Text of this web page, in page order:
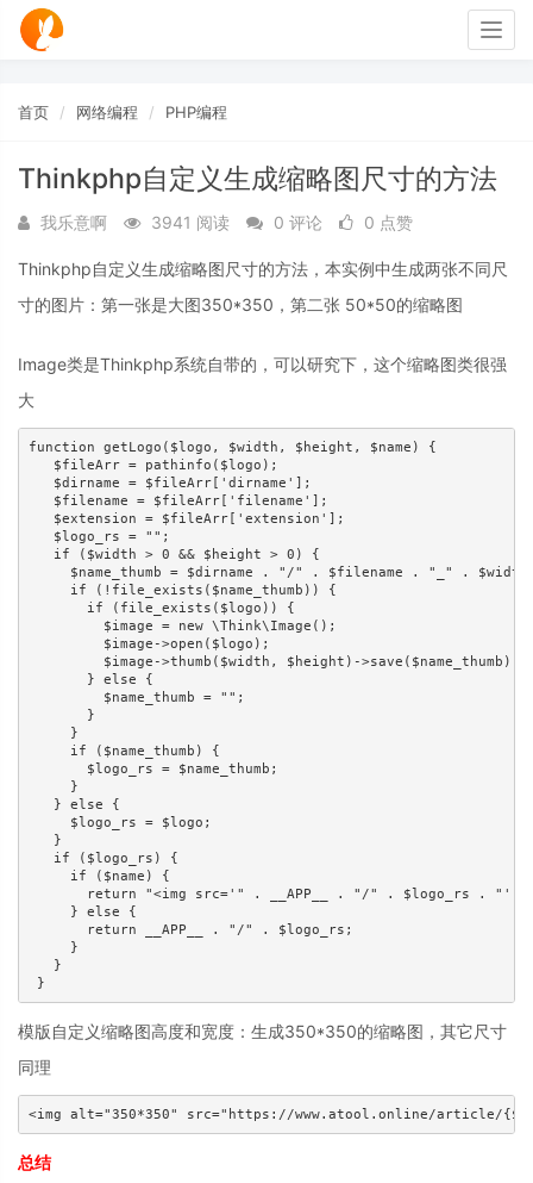
首页 网络编程 PHP编程
Thinkphp自定义生成缩略图尺寸的方法
我乐意啊 3941 阅读 0 评论 0 点赞
Thinkphp自定义生成缩略图尺寸的方法，本实例中生成两张不同尺
寸的图片：第一张是大图350*350，第二张 50*50的缩略图
Image类是Thinkphp系统自带的，可以研究下，这个缩略图类很强
大
function getLogo($logo, $width, $height, $name) {
   $fileArr = pathinfo($logo);
   $dirname = $fileArr['dirname'];
   $filename = $fileArr['filename'];
   $extension = $fileArr['extension'];
   $logo_rs = "";
   if ($width > 0 && $height > 0) {
$name_thumb = $dirname . "/" . $filename . "_" .
     if (!file_exists($name_thumb)) {
       if (file_exists($logo)) {
         $image = new \Think\Image();
         $image->open($logo);
         $image->thumb($width, $height)->save($name_thumb);
       } else {
         $name_thumb = "";
       }
     }
     if ($name_thumb) {
       $logo_rs = $name_thumb;
     }
   } else {
     $logo_rs = $logo;
   }
   if ($logo_rs) {
     if ($name) {
return "<img src='" . __APP__ . "/" . $logo_rs . "'
     } else {
       return __APP__ . "/" . $logo_rs;
     }
   }
}
模版自定义缩略图高度和宽度：生成350*350的缩略图，其它尺寸
同理
<img alt="350*350" src="https://www.atool.online/article/
总结